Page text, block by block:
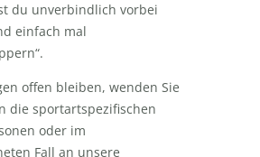
du unverbindlich vorbei
einfach mal
offen bleiben, wenden Sie
die sportartspezifischen
oder im
Fall an unsere